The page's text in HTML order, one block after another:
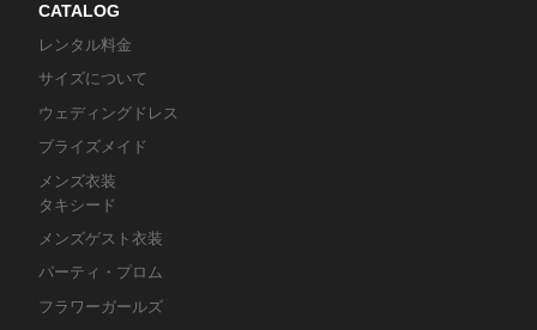
CATALOG
レンタル料金
サイズについて
ウェディングドレス
ブライズメイド
メンズ衣装
タキシード
メンズゲスト衣装
パーティ・プロム
フラワーガールズ